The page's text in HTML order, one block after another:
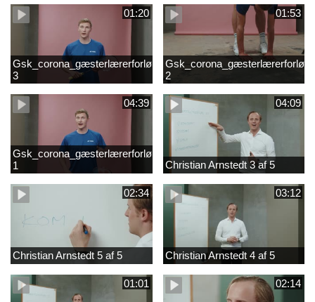
01:20
Gsk_corona_gæsterlærerforløb_Axelsen_del
3
01:53
2
04:39
Gsk_corona_gæsterlærerforløb_Axelsen_del
1
04:09
Christian Arnstedt 3 af 5
02:34
Christian Arnstedt 5 af 5
03:12
Christian Arnstedt 4 af 5
01:01 02:14